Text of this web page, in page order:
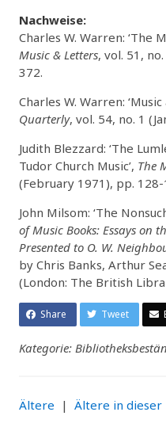
Nachweise:
Charles W. Warren: ‘The
Music & Letters, vol. 51,
372.
Charles W. Warren: ‘Music
Quarterly, vol. 54, no. 1
Judith Blezzard: ‘The
Tudor Church Music’, The
(February 1971), pp. 128-
John Milsom: ‘The
of Music Books: Essays on
Presented to O. W.
by Chris Banks, Arthur
(London: The British
Share Tweet
Kategorie:
Ältere | Ältere in dieser